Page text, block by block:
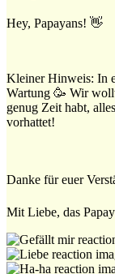
Hey, Papayans! 👋
Kleiner Hinweis: In
Wartung 🥳 Wir
genug Zeit habt,
vorhattet!
Danke für euer
Mit Liebe, das